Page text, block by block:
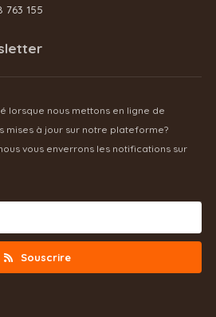
763 155
lorsque nous mettons en ligne de
mises à jour sur notre plateforme?
vous enverrons les notifications sur
Souscrire